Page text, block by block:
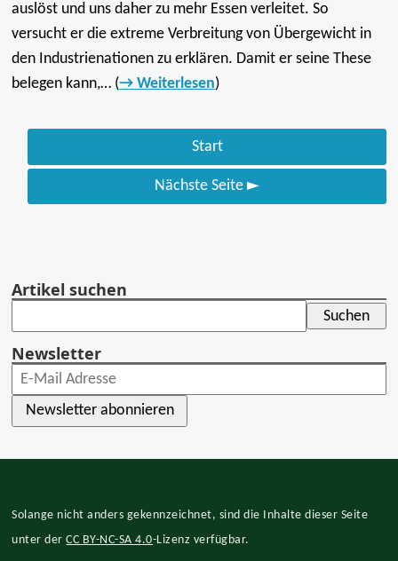
auslöst und uns daher zu mehr Essen verleitet. So
versucht er die extreme Verbreitung von Übergewicht in
den Industrienationen zu erklären. Damit er seine These
belegen kann,… (
Weiterlesen)
Start
Nächste Seite ►
Artikel suchen
Newsletter
Newsletter abonnieren
Solange nicht anders gekennzeichnet, sind die Inhalte dieser Seite
unter derCC BY-NC-SA 4.0-Lizenz verfügbar.